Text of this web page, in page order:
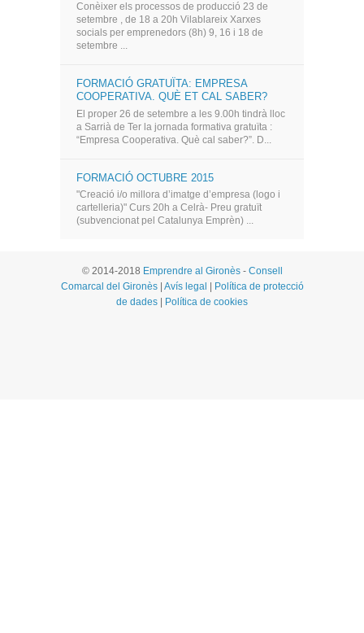
Conèixer els processos de producció 23 de
setembre , de 18 a 20h Vilablareix Xarxes
socials per emprenedors (8h) 9, 16 i 18 de
setembre ...
FORMACIÓ GRATUÏTA: EMPRESA
COOPERATIVA. QUÈ ET CAL SABER?
El proper 26 de setembre a les 9.00h tindrà lloc
a Sarrià de Ter la jornada formativa gratuïta :
“Empresa Cooperativa. Què cal saber?”. D...
FORMACIÓ OCTUBRE 2015
"Creació i/o millora d’imatge d’empresa (logo i
cartelleria)" Curs 20h a Celrà- Preu gratuït
(subvencionat pel Catalunya Emprèn) ...
© 2014-2018 Emprendre al Gironès- Consell
Comarcal del Gironès| Avís legal
Política de protecció
de dades
Política de cookies